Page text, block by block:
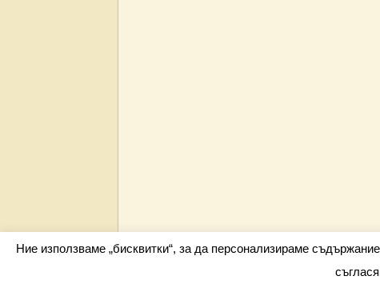
Всички права запазени barometar.net © 2026
Ние използваме „бисквитки“, за да персонализираме